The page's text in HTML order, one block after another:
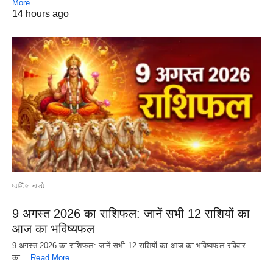
More
14 hours ago
ધાર્મિક વાતો
9 अगस्त 2026 का राशिफल: जानें सभी 12 राशियों का
आज का भविष्यफल
9 अगस्त 2026 का राशिफल: जानें सभी 12 राशियों का आज का भविष्यफल रविवार
का…
Read More